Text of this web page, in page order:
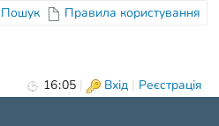
Пошук Правила користування
16 05 | Вхід| Реєстрація